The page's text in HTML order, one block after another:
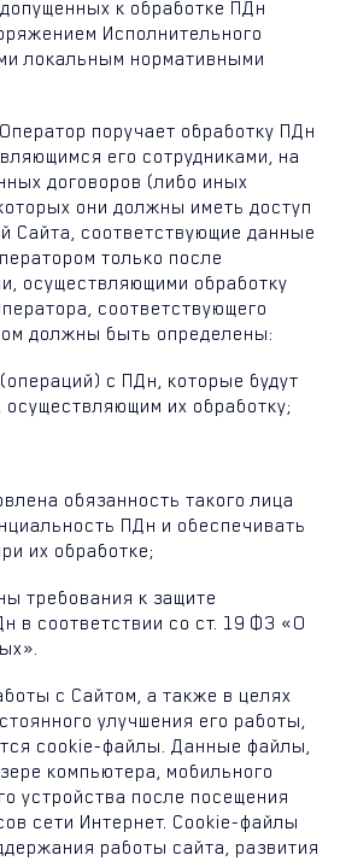
к обработке ПДн
Исполнительного
локальным нормативными
поручает обработку ПДн
его сотрудниками, на
договоров (либо иных
они должны иметь доступ
Сайта, соответствующие данные
только после
осуществляющими обработку
соответствующего
должны быть определены:
с ПДн, которые будут
их обработку;
обязанность такого лица
ПДн и обеспечивать
их обработке;
требования к защите
в соответствии со ст. 19 ФЗ «О
с Сайтом, а также в целях
улучшения его работы,
cookie-файлы. Данные файлы,
компьютера, мобильного
устройства после посещения
сети Интернет. Cookie-файлы
работы сайта, развития